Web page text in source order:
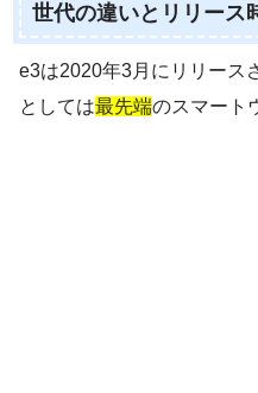
世代の違いとリリース
e3は2020年3月にリリース
としては最先端のスマート